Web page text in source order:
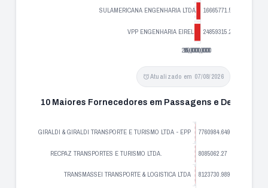
Atualizado em 07/08/2026